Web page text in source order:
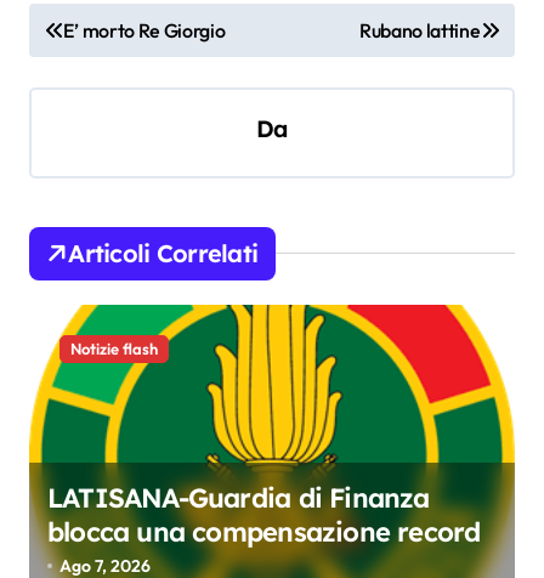
N
a
v
g
a
z
n
e
a
r
t
E’ morto Re Giorgio Rubano lattine
Da
Articoli Correlati
Notizie flash
LATISANA-Guardia di Finanza
blocca una compensazione record
Ago 7, 2026